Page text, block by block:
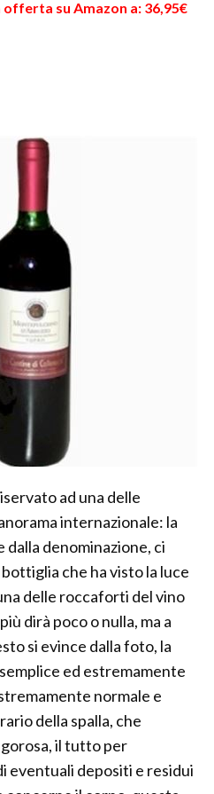
offerta su Amazon a: 36,95€
ad una delle
internazionale: la
dalla denominazione, ci
che ha visto la luce
delle roccaforti del vino
dirà poco o nulla, ma a
si evince dalla foto, la
ed estremamente
normale e
della spalla, che
il tutto per
eventuali depositi e residui